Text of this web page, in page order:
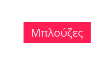
Μπλούζες